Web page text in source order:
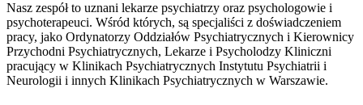
Nasz zespół to uznani lekarze psychiatrzy oraz psychologowie i
psychoterapeuci. Wśród których, są specjaliści z doświadczeniem
pracy, jako Ordynatorzy Oddziałów Psychiatrycznych i Kierownicy
Przychodni Psychiatrycznych, Lekarze i Psycholodzy Kliniczni
pracujący w Klinikach Psychiatrycznych Instytutu Psychiatrii i
Neurologii i innych Klinikach Psychiatrycznych w Warszawie.